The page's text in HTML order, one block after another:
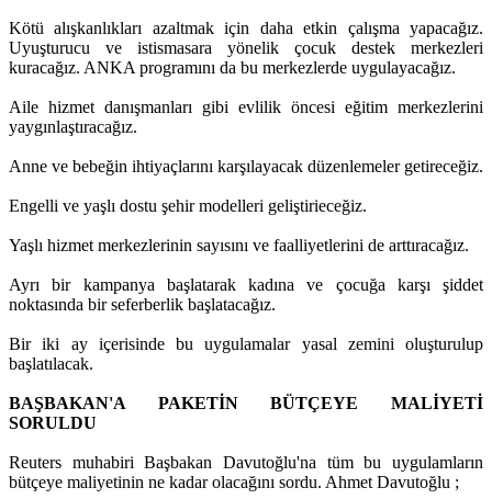
Kötü alışkanlıkları azaltmak için daha etkin çalışma yapacağız.
Uyuşturucu ve istismasara yönelik çocuk destek merkezleri
kuracağız. ANKA programını da bu merkezlerde uygulayacağız.
Aile hizmet danışmanları gibi evlilik öncesi eğitim merkezlerini
yaygınlaştıracağız.
Anne ve bebeğin ihtiyaçlarını karşılayacak düzenlemeler getireceğiz.
Engelli ve yaşlı dostu şehir modelleri geliştirieceğiz.
Yaşlı hizmet merkezlerinin sayısını ve faalliyetlerini de arttıracağız.
Ayrı bir kampanya başlatarak kadına ve çocuğa karşı şiddet
noktasında bir seferberlik başlatacağız.
Bir iki ay içerisinde bu uygulamalar yasal zemini oluşturulup
başlatılacak.
BAŞBAKAN'A PAKETİN BÜTÇEYE MALİYETİ
SORULDU
Reuters muhabiri Başbakan Davutoğlu'na tüm bu uygulamların
bütçeye maliyetinin ne kadar olacağını sordu. Ahmet Davutoğlu ;